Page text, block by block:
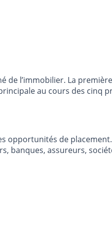
de l’immobilier. La
au cours des cinq
opportunités de
banques, assureurs,